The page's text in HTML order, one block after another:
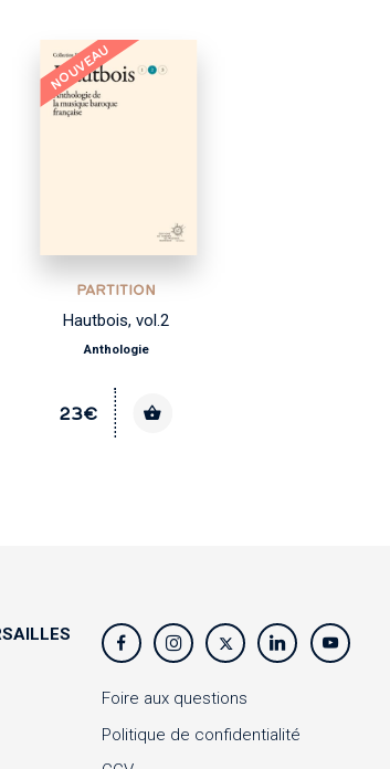
NOUVEAU
PARTITION
Hautbois, vol.2
Anthologie
23€
Foire aux questions
Politique de confidentialité